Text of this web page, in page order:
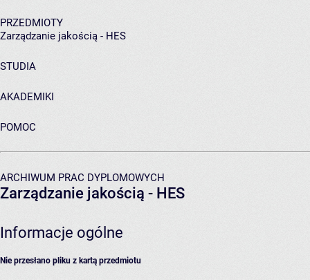
PRZEDMIOTY
Zarządzanie jakością - HES
STUDIA
AKADEMIKI
POMOC
ARCHIWUM PRAC DYPLOMOWYCH
Zarządzanie jakością - HES
Informacje ogólne
Nie przesłano pliku z kartą przedmiotu